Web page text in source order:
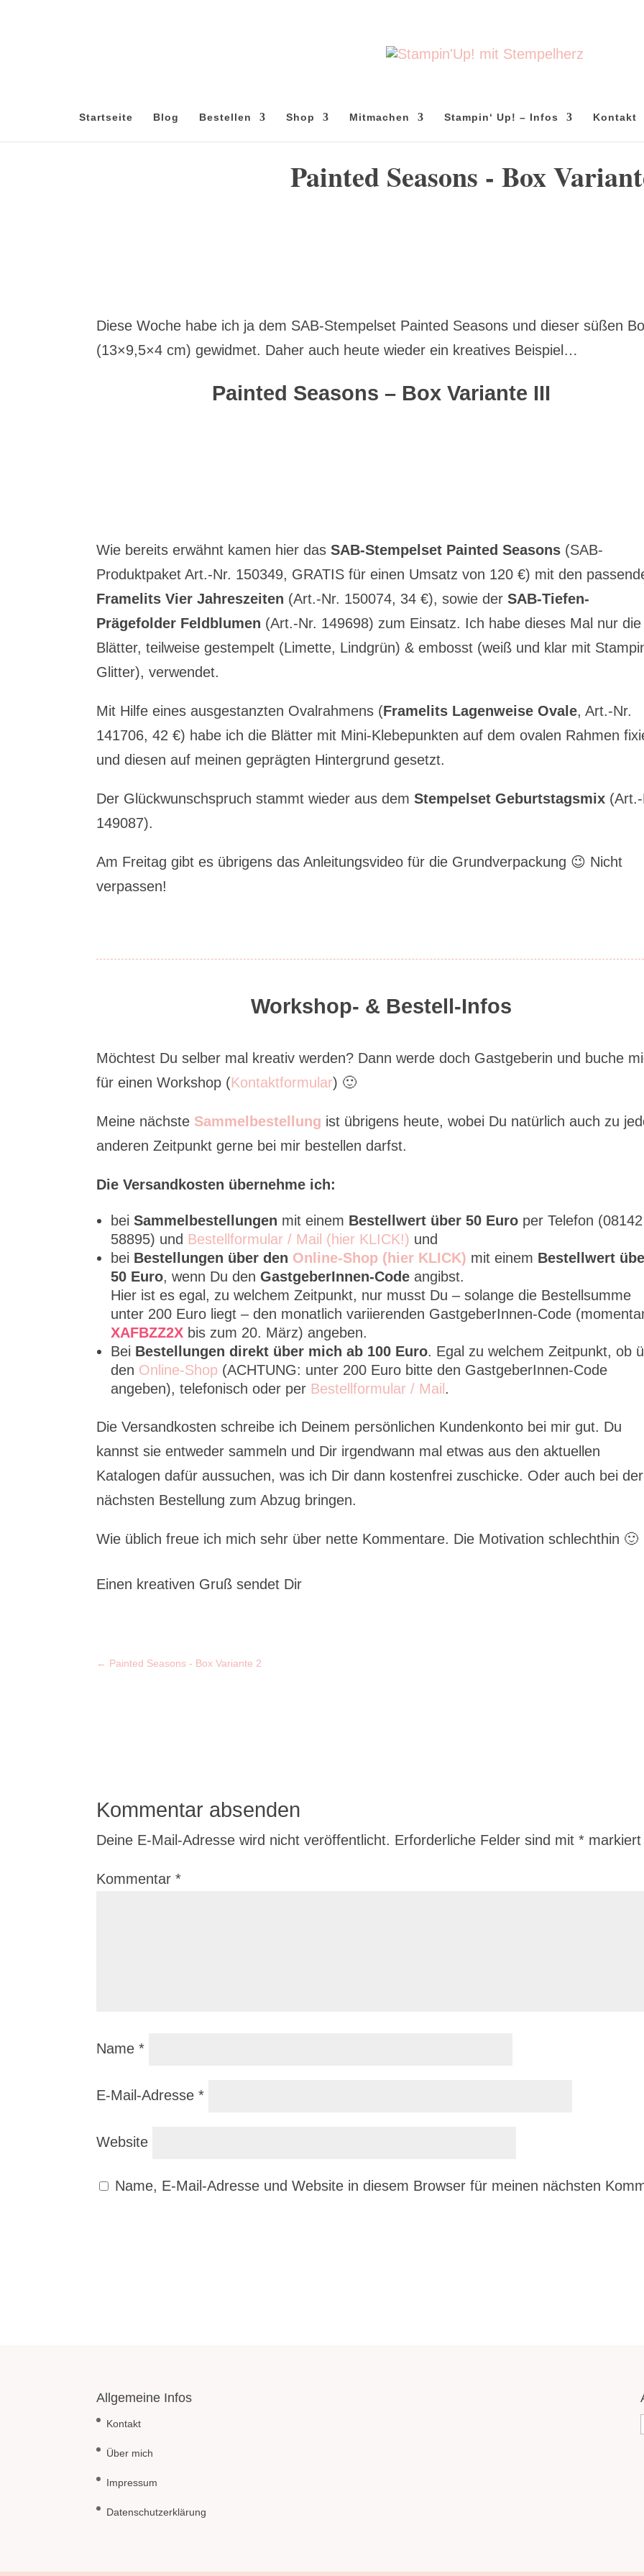
Startseite Blog Bestellen Shop Mitmachen Stampin‘ Up! – Infos Kontakt
Painted Seasons - Box
Diese Woche habe ich ja dem SAB-Stempelset Painted Seasons und dieser süßen
(13×9,5×4 cm) gewidmet. Daher auch heute wieder ein kreatives Beispiel…
Painted Seasons – Box Variante III
Wie bereits erwähnt kamen hier dasSAB-Stempelset Painted Seasons (SAB-
Produktpaket Art.-Nr. 150349, GRATIS für einen Umsatz von 120 €) mit den
Framelits Vier Jahreszeiten (Art.-Nr. 150074, 34 €), sowie derSAB-Tiefen-
Prägefolder Feldblumen (Art.-Nr. 149698) zum Einsatz. Ich habe dieses Mal nur die
Blätter, teilweise gestempelt (Limette, Lindgrün) & embosst (weiß und klar mit
Glitter), verwendet.
Mit Hilfe eines ausgestanzten Ovalrahmens (Framelits Lagenweise Ovale, Art.-Nr.
141706, 42 €) habe ich die Blätter mit Mini-Klebepunkten auf dem ovalen Rahmen
und diesen auf meinen geprägten Hintergrund gesetzt.
Der Glückwunschspruch stammt wieder aus demStempelset Geburtstagsmix
149087).
Am Freitag gibt es übrigens das Anleitungsvideo für die Grundverpackung 😉 Nicht
verpassen!
Workshop- & Bestell-Infos
Möchtest Du selber mal kreativ werden? Dann werde doch Gastgeberin und buche
für einen Workshop (Kontaktformular) 🙂
Meine nächste Sammelbestellung ist übrigens heute, wobei Du natürlich auch zu
anderen Zeitpunkt gerne bei mir bestellen darfst.
Die Versandkosten übernehme ich:
beiSammelbestellungen mit einem Bestellwert über 50 Euro per Telefon (08142
58895) und Bestellformular / Mail (hier KLICK!) und
bei Bestellungen über den Online-Shop (hier KLICK) mit einem Bestellwert
50 Euro, wenn Du denGastgeberInnen-Code angibst.
Hier ist es egal, zu welchem Zeitpunkt, nur musst Du – solange die Bestellsumme
unter 200 Euro liegt – den monatlich variierenden GastgeberInnen-Code
XAFBZZ2X bis zum 20. März) angeben.
Bei Bestellungen direkt über mich ab 100 Euro. Egal zu welchem Zeitpunkt, ob
den Online-Shop (ACHTUNG: unter 200 Euro bitte den GastgeberInnen-Code
angeben), telefonisch oder per Bestellformular / Mail.
Die Versandkosten schreibe ich Deinem persönlichen Kundenkonto bei mir gut. Du
kannst sie entweder sammeln und Dir irgendwann mal etwas aus den aktuellen
Katalogen dafür aussuchen, was ich Dir dann kostenfrei zuschicke. Oder auch bei der
nächsten Bestellung zum Abzug bringen.
Wie üblich freue ich mich sehr über nette Kommentare. Die Motivation schlechthin 🙂
Einen kreativen Gruß sendet Dir
← Painted Seasons - Box Variante 2
Kommentar absenden
Deine E-Mail-Adresse wird nicht veröffentlicht. Erforderliche Felder sind mit* markiert
Kommentar*
Name*
E-Mail-Adresse*
Website
Name, E-Mail-Adresse und Website in diesem Browser für meinen nächsten
Allgemeine Infos
Kontakt
Über mich
Impressum
Datenschutzerklärung